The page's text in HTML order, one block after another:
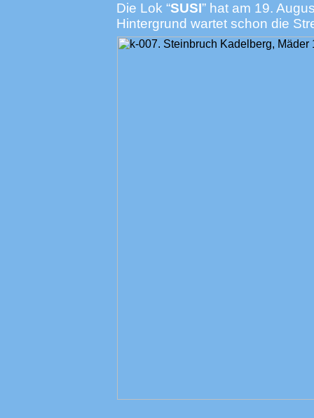
Die Lok “SUSI” hat am 19.
Hintergrund wartet schon die